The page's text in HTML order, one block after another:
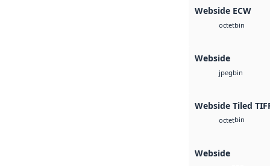
Webside ECW
octetbin
Webside
jpegbin
Webside Tiled
octetbin
Webside